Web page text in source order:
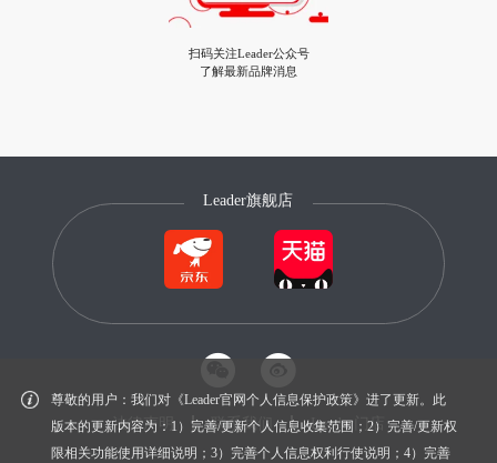
扫码关注Leader公众号
了解最新品牌消息
尊敬的用户：我们对《Leader官网个人信息保护政策》进了更新。此
版本的更新内容为：1）完善/更新个人信息收集范围；2）完善/更新权
限相关功能使用详细说明；3）完善个人信息权利行使说明；4）完善
Leader旗舰店
法律声明 联系我们 Leader门店